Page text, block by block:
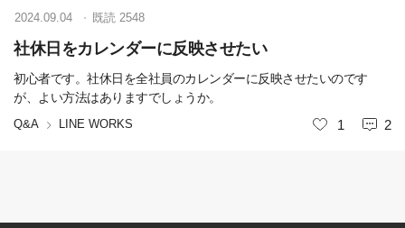
社休日をカレンダーに反映させたい
初心者です。社休日を全社員のカレンダーに反映させたいのです
が、よい方法はありますでしょうか。
Q&A LINE WORKS
2024.09.04 既読 2548
いいね
1 2